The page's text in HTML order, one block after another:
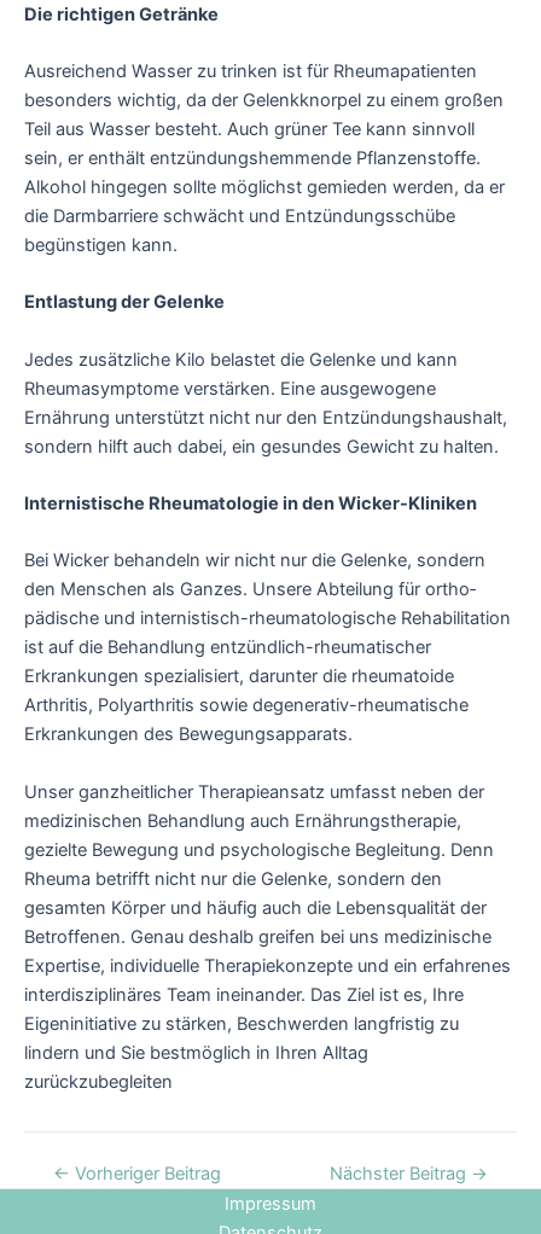
Die richtigen Getränke
Ausreichend Wasser zu trinken ist für Rheuma­patienten
besonders wichtig, da der Gelenkknorpel zu einem großen
Teil aus Wasser besteht. Auch grüner Tee kann sinnvoll
sein, er enthält entzündungs­hemmende Pflanzenstoffe.
Alkohol hingegen sollte möglichst gemieden werden, da er
die Darmbarriere schwächt und Entzündungsschübe
begünstigen kann.
Entlastung der Gelenke
Jedes zusätzliche Kilo belastet die Gelenke und kann
Rheumasymptome verstärken. Eine ausgewogene
Ernährung unterstützt nicht nur den Entzündungshaushalt,
sondern hilft auch dabei, ein gesundes Gewicht zu halten.
Internistische Rheumatologie in den Wicker-Kliniken
Bei Wicker behandeln wir nicht nur die Gelenke, sondern
den Menschen als Ganzes. Unsere Abteilung für ortho­
pädische und internistisch-rheuma­tologische Reha­bilitation
ist auf die Behandlung entzündlich-rheumatischer
Erkrankungen spezialisiert, darunter die rheumatoide
Arthritis, Polyarthritis sowie degenerativ-rheumatische
Erkrankungen des Bewegungs­apparats.
Unser ganz­heitlicher Therapie­ansatz umfasst neben der
medizinischen Behandlung auch Ernährungs­therapie,
gezielte Bewegung und psychologische Begleitung. Denn
Rheuma betrifft nicht nur die Gelenke, sondern den
gesamten Körper und häufig auch die Lebens­qualität der
Betroffenen. Genau deshalb greifen bei uns medizinische
Expertise, individuelle Therapie­konzepte und ein erfahrenes
inter­disziplinäres Team ineinander. Das Ziel ist es, Ihre
Eigen­initiative zu stärken, Beschwerden langfristig zu
lindern und Sie bestmöglich in Ihren Alltag
zurückzubegleiten
← Vorheriger Beitrag Nächster Beitrag →
Impressum